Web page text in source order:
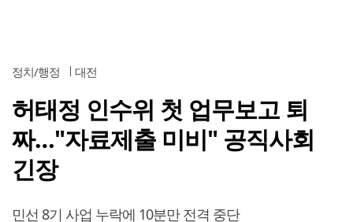
정치/행정 대전
허태정 인수위 첫 업무보고 퇴
짜…"자료제출 미비" 공직사회
긴장
민선 8기 사업 누락에 10분만 전격 중단